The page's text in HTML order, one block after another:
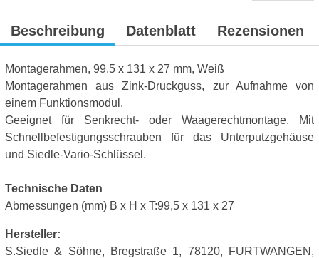
Beschreibung Datenblatt Rezensionen
Montagerahmen, 99.5 x 131 x 27 mm, Weiß
Montagerahmen aus Zink-Druckguss, zur Aufnahme von
einem Funktionsmodul.
Geeignet für Senkrecht- oder Waagerechtmontage. Mit
Schnellbefestigungsschrauben für das Unterputzgehäuse
und Siedle-Vario-Schlüssel.
Technische Daten
Abmessungen (mm) B x H x T:99,5 x 131 x 27
Hersteller:
S.Siedle & Söhne, Bregstraße 1, 78120, FURTWANGEN,